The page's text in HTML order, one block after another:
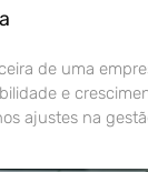
de uma
e
ajustes na